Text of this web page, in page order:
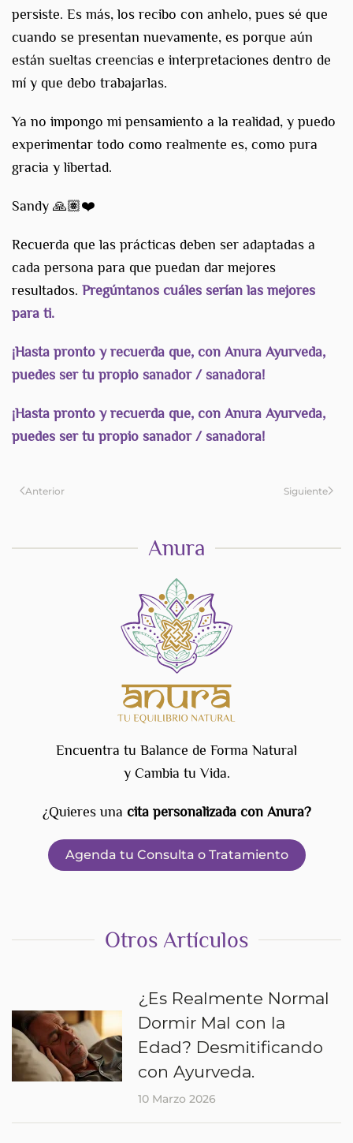
persiste. Es más, los recibo con anhelo, pues sé que
cuando se presentan nuevamente, es porque aún
están sueltas creencias e interpretaciones dentro de
mí y que debo trabajarlas.
Ya no impongo mi pensamiento a la realidad, y puedo
experimentar todo como realmente es, como pura
gracia y libertad.
Sandy 🙏🏽❤️
Recuerda que las prácticas deben ser adaptadas a
cada persona para que puedan dar mejores
resultados. Pregúntanos cuáles serían las mejores
para ti.
¡Hasta pronto y recuerda que, con Anura Ayurveda,
puedes ser tu propio sanador / sanadora!
¡Hasta pronto y recuerda que, con Anura Ayurveda,
puedes ser tu propio sanador / sanadora!
Anterior Siguiente
Anura
Encuentra tu Balance de Forma Natural
y Cambia tu Vida.
¿Quieres una cita personalizada con Anura?
Agenda tu Consulta o Tratamiento
Otros Artículos
¿Es Realmente Normal
Dormir Mal con la
Edad? Desmitificando
con Ayurveda.
10 Marzo 2026